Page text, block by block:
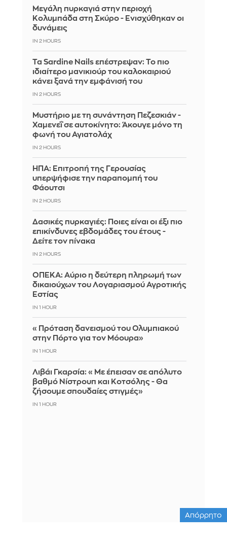
Μεγάλη πυρκαγιά στην περιοχή
Κολυμπάδα στη Σκύρο - Ενισχύθηκαν οι
δυνάμεις
IN 2 HOURS
Τα Sardine Nails επέστρεψαν: Το πιο
ιδιαίτερο μανικιούρ του καλοκαιριού
κάνει ξανά την εμφάνισή του
IN 2 HOURS
Μυστήριο με τη συνάντηση Πεζεσκιάν -
Χαμενεΐ σε αυτοκίνητο: Άκουγε μόνο τη
φωνή του Αγιατολάχ
IN 2 HOURS
ΗΠΑ: Επιτροπή της Γερουσίας
υπερψήφισε την παραπομπή του
Φάουτσι
IN 2 HOURS
Δασικές πυρκαγιές: Ποιες είναι οι έξι πιο
επικίνδυνες εβδομάδες του έτους -
Δείτε τον πίνακα
IN 2 HOURS
ΟΠΕΚΑ: Αύριο η δεύτερη πληρωμή των
δικαιούχων του Λογαριασμού Αγροτικής
Εστίας
IN 1 HOUR
«Πρόταση δανεισμού του Ολυμπιακού
στην Πόρτο για τον Μόουρα»
IN 1 HOUR
Λιβάι Γκαρσία: «Με έπεισαν σε απόλυτο
βαθμό Νίστρουπ και Κοτσόλης - Θα
ζήσουμε σπουδαίες στιγμές»
IN 1 HOUR
Απόρρητο